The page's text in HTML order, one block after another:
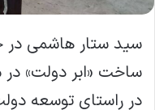
سید ستار هاشمی در
ساخت «ابر دولت» در
در راستای توسعه